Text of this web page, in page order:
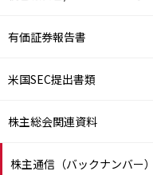
有価証券報告書
米国SEC提出書類
株主総会関連資料
株主通信（バックナンバー）